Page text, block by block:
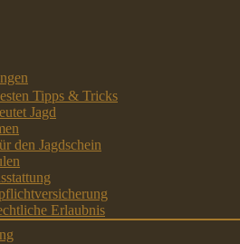
Tipps & Tricks
Jagd
den Jagdschein
Erlaubnis